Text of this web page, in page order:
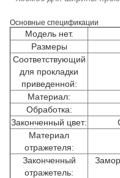
Основные спецификации
Модель нет.
Размеры
Соответствующий
для прокладки
приведенной:
Материал:
Обработка:
Законченный цвет:
Материал
отражетеля:
Законченный
отражетель: